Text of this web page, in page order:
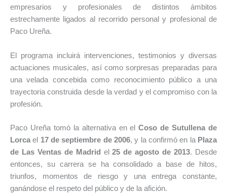
empresarios y profesionales de distintos ámbitos
estrechamente ligados al recorrido personal y profesional de
Paco Ureña.
El programa incluirá intervenciones, testimonios y diversas
actuaciones musicales, así como sorpresas preparadas para
una velada concebida como reconocimiento público a una
trayectoria construida desde la verdad y el compromiso con la
profesión.
Paco Ureña tomó la alternativa en elCoso de Sutullena de
Lorca el 17 de septiembre de 2006, y la confirmó en la Plaza
de Las Ventas de Madrid el25 de agosto de 2013. Desde
entonces, su carrera se ha consolidado a base de hitos,
triunfos, momentos de riesgo y una entrega constante,
ganándose el respeto del público y de la afición.